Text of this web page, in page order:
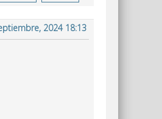
2024 18:13